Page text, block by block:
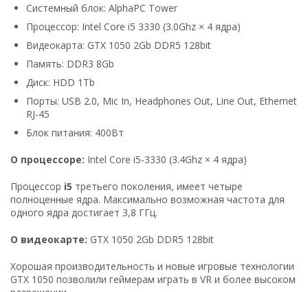
Системный блок: AlphaPC Tower
Процессор: Intel Core i5 3330 (3.0Ghz × 4 ядра)
Видеокарта: GTX 1050 2Gb DDR5 128bit
Память: DDR3 8Gb
Диск: HDD 1Tb
Порты: USB 2.0, Mic In, Headphones Out, Line Out, Ethernet
RJ-45
Блок питания: 400Вт
О процессоре: Intel Core i5-3330 (3.4Ghz × 4 ядра)
Процессор i5 третьего поколения, имеет четыре
полноценные ядра. Максимально возможная частота для
одного ядра достигает 3,8 ГГц.
О видеокарте: GTX 1050 2Gb DDR5 128bit
Хорошая производительность и новые игровые технологии
GTX 1050 позволили геймерам играть в VR и более высоком